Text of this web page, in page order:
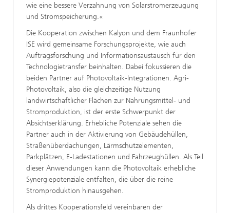
wie eine bessere Verzahnung von Solarstromerzeugung
und Stromspeicherung.«
Die Kooperation zwischen Kalyon und dem Fraunhofer
ISE wird gemeinsame Forschungsprojekte, wie auch
Auftragsforschung und Informationsaustausch für den
Technologietransfer beinhalten. Dabei fokussieren die
beiden Partner auf Photovoltaik-Integrationen. Agri-
Photovoltaik, also die gleichzeitige Nutzung
landwirtschaftlicher Flächen zur Nahrungsmittel- und
Stromproduktion, ist der erste Schwerpunkt der
Absichtserklärung. Erhebliche Potenziale sehen die
Partner auch in der Aktivierung von Gebäudehüllen,
Straßenüberdachungen, Lärmschutzelementen,
Parkplätzen, E-Ladestationen und Fahrzeughüllen. Als Teil
dieser Anwendungen kann die Photovoltaik erhebliche
Synergiepotenziale entfalten, die über die reine
Stromproduktion hinausgehen.
Als drittes Kooperationsfeld vereinbaren der